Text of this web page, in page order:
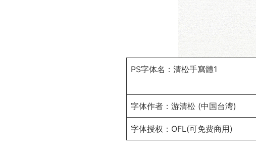
PS字体名：清松手寫體1
字体作者：游清松 (中国台湾)
字体授权： OFL(可免费商用)